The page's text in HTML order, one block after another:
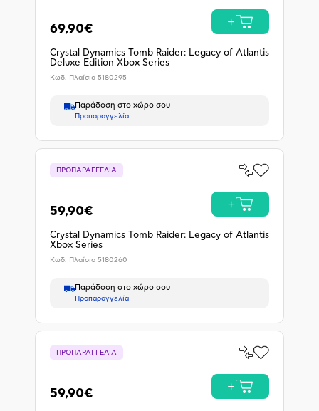
Αγαπημένα
69,90€
Crystal Dynamics Tomb Raider: Legacy of Atlantis
Deluxe Edition Xbox Series
Κωδ. Πλαίσιο 5180295
Παράδοση στο χώρο σου
Προπαραγγελία
ΠΡΟΠΑΡΑΓΓΕΛΙΑ
Σύγκρινέ
Προσθήκη
Αγαπημένα
59,90€
Crystal Dynamics Tomb Raider: Legacy of Atlantis
Xbox Series
Κωδ. Πλαίσιο 5180260
Παράδοση στο χώρο σου
Προπαραγγελία
ΠΡΟΠΑΡΑΓΓΕΛΙΑ
Σύγκρινέ
Προσθήκη
Αγαπημένα
59,90€